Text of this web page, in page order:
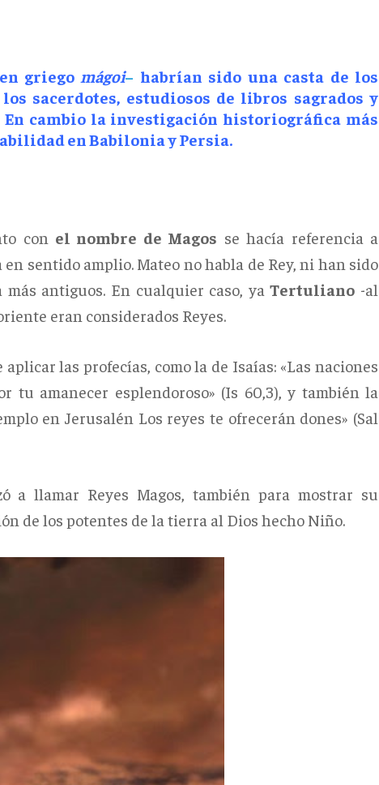
griego mágoi– habrían sido una casta de los
sacerdotes, estudiosos de libros sagrados y
cambio la investigación historiográfica más
en Babilonia y Persia.
con el nombre de Magos se hacía referencia a
sentido amplio. Mateo no habla de Rey, ni han sido
antiguos. En cualquier caso, yaTertuliano -al
eran considerados Reyes.
las profecías, como la de Isaías: «Las naciones
tu amanecer esplendoroso» (Is 60,3), y también la
en Jerusalén Los reyes te ofrecerán dones» (Sal
a llamar Reyes Magos, también para mostrar su
de los potentes de la tierra al Dios hecho Niño.